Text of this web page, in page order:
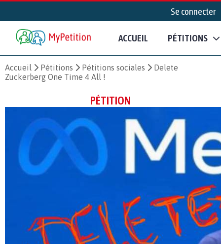
Se connecter
ACCUEIL PÉTITIONS
Accueil Pétitions Pétitions sociales
Delete
Zuckerberg One Time 4 All !
PÉTITION